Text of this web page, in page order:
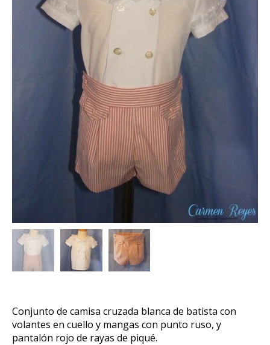
Conjunto de camisa cruzada blanca de batista con
volantes en cuello y mangas con punto ruso, y
pantalón rojo de rayas de piqué.